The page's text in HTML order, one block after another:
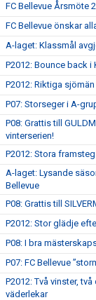
FC Bellevue Årsmöte
FC Bellevue önskar
A-laget: Klassmål
P2012: Bounce back i
P2012: Riktiga
P07: Storseger i A-
P08: Grattis till
vinterserien!
P2012: Stora
A-laget: Lysande
Bellevue
P08: Grattis till
P2012: Stor glädje
P08: I bra
P07: FC Bellevue
P2012: Två vinster,
väderlekar